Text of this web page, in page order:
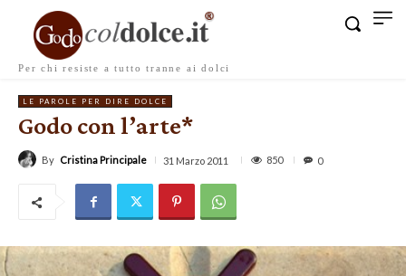
Per chi resiste a tutto tranne ai dolci
LE PAROLE PER DIRE DOLCE
Godo con l’arte*
By Cristina Principale 31 Marzo 2011 850 0